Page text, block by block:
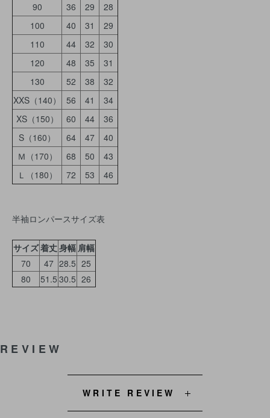
90
36 29
28
100
40 31
29
110
44 32
30
120
48 35
31
130
52 38
32
XXS（140）
56 41
34
XS（150）
60 44
36
S（160）
64 47
40
Ｍ（170）
68 50
43
Ｌ（180）
72 53 46
半袖ロンパースサイズ表
サイズ着丈身幅 肩幅
70
47 28.5 25
80
51.5 30.5 26
REVIEW
WRITE REVIEW